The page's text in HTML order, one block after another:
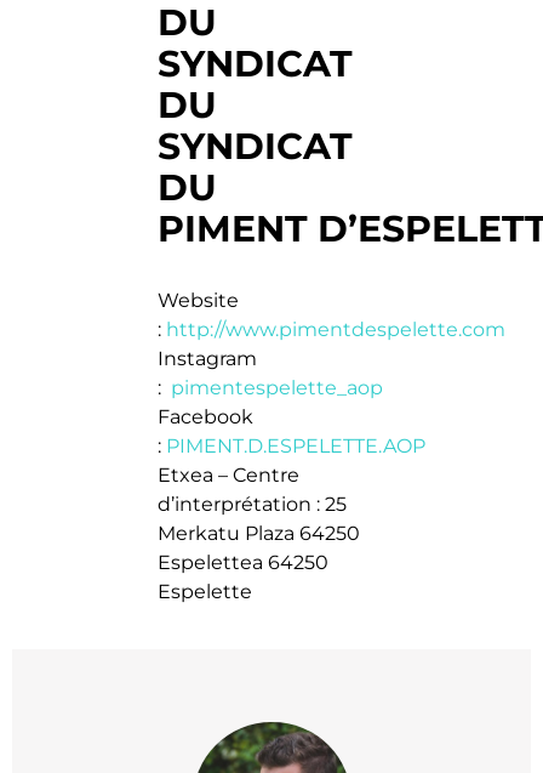
DU
SYNDICAT
DU
SYNDICAT
DU
PIMENT
Website
: http://www.pimentdespelette.com
Instagram
: pimentespelette_aop
Facebook
: PIMENT.D.ESPELETTE.AOP
Etxea – Centre
d’interprétation : 25
Merkatu Plaza 64250
Espelettea 64250
Espelette